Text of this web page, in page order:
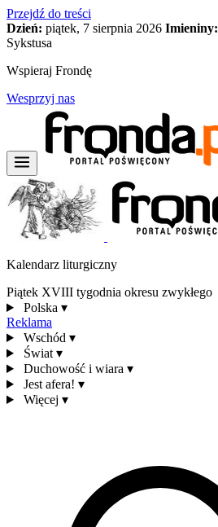
Przejdź do treści
Dzień: piątek, 7 sierpnia 2026 Imieniny:
Sykstusa
Wspieraj Frondę
Wesprzyj nas
Kalendarz liturgiczny
Piątek XVIII tygodnia okresu zwykłego
Polska ▾
Reklama
Wschód ▾
Świat ▾
Duchowość i wiara ▾
Jest afera! ▾
Więcej ▾